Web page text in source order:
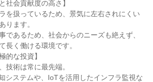
社会貢献度の高さ】
を扱っているため、景気に左右されにくい
ります。
であるため、社会からのニーズも絶えず、
長く働ける環境です。
的な投資】
技術は常に最先端。
システムや、IoTを活用したインフラ監視な